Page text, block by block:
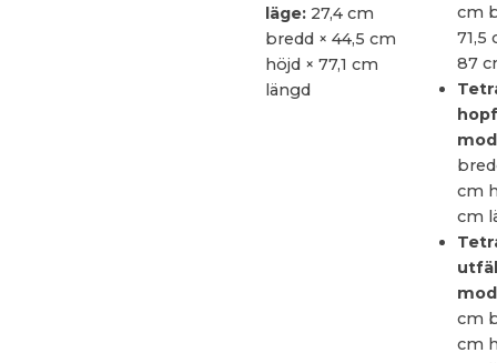
läge:27,4 cm
bredd × 44,5 cm
höjd × 77,1 cm
längd
cm
71,5
87
cm
cm
cm
cm